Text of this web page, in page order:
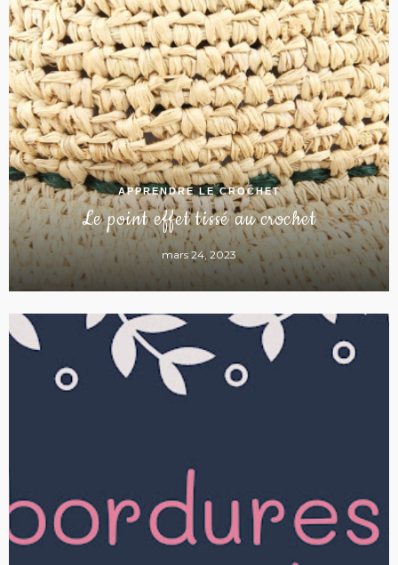
APPRENDRE LE CROCHET
Le point effet tissé au crochet
mars 24, 2023